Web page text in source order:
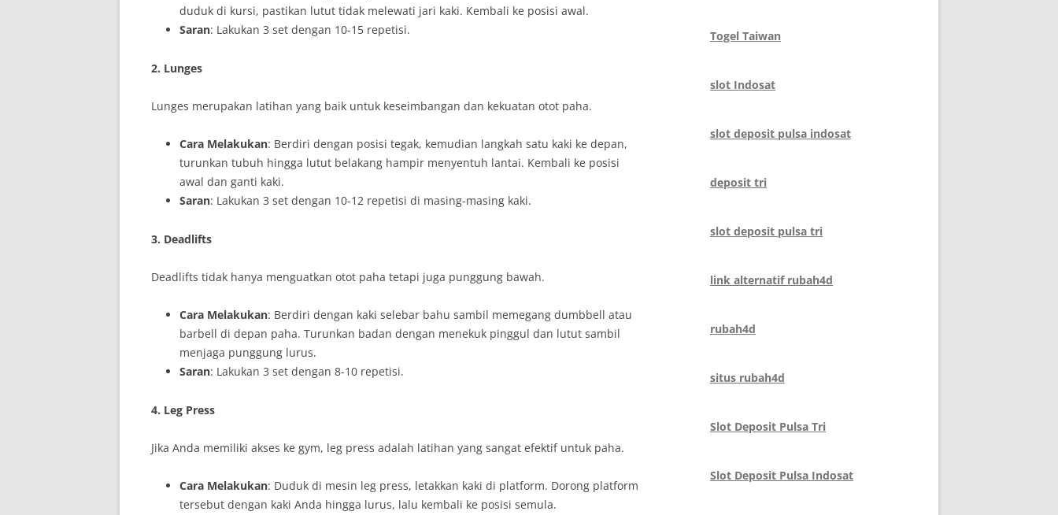
duduk di kursi, pastikan lutut tidak melewati jari kaki. Kembali ke posisi awal.
Saran: Lakukan 3 set dengan 10-15 repetisi.
2. Lunges
Lunges merupakan latihan yang baik untuk keseimbangan dan kekuatan otot paha.
Cara Melakukan: Berdiri dengan posisi tegak, kemudian langkah satu kaki ke depan,
turunkan tubuh hingga lutut belakang hampir menyentuh lantai. Kembali ke posisi
awal dan ganti kaki.
Saran: Lakukan 3 set dengan 10-12 repetisi di masing-masing kaki.
3. Deadlifts
Deadlifts tidak hanya menguatkan otot paha tetapi juga punggung bawah.
Cara Melakukan: Berdiri dengan kaki selebar bahu sambil memegang dumbbell atau
barbell di depan paha. Turunkan badan dengan menekuk pinggul dan lutut sambil
menjaga punggung lurus.
Saran: Lakukan 3 set dengan 8-10 repetisi.
4. Leg Press
Jika Anda memiliki akses ke gym, leg press adalah latihan yang sangat efektif untuk paha.
Cara Melakukan: Duduk di mesin leg press, letakkan kaki di platform. Dorong platform
tersebut dengan kaki Anda hingga lurus, lalu kembali ke posisi semula.
Togel Taiwan
slot Indosat
slot deposit pulsa indosat
deposit tri
slot deposit pulsa tri
link alternatif rubah4d
rubah4d
situs rubah4d
Slot Deposit Pulsa Tri
Slot Deposit Pulsa Indosat